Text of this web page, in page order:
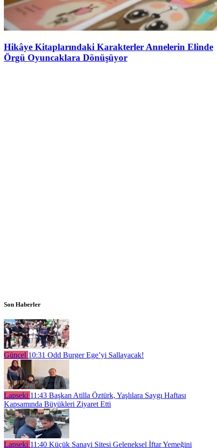
Hikâye Kitaplarındaki Karakterler Annelerin Elinde
Örgü Oyuncaklara Dönüşüyor
Son Haberler
Güncel 10:31 Odd Burger Ege’yi Sallayacak!
Lapseki 11:43 Başkan Atilla Öztürk, Yaşlılara Saygı Haftası
Kapsamında Büyükleri Ziyaret Etti
Lapseki 11:40 Küçük Sanayi Sitesi Geleneksel İftar Yemeğini